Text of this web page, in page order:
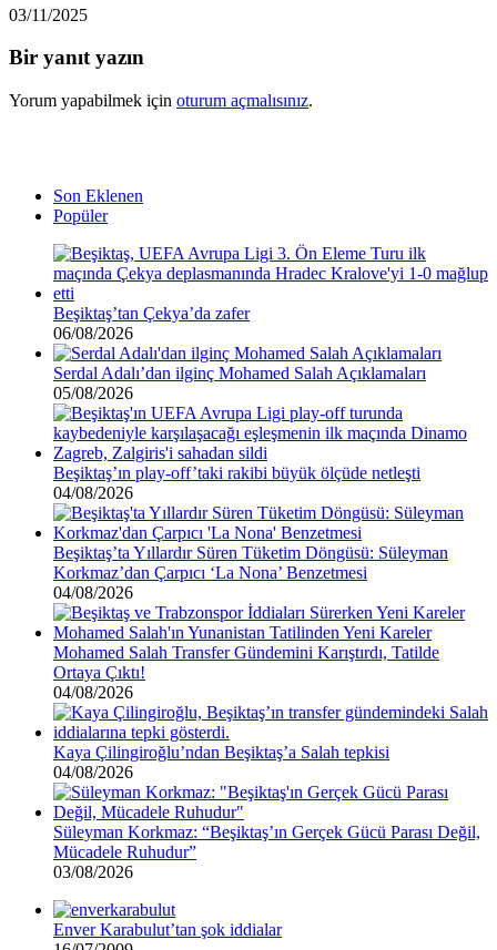
03/11/2025
Bir yanıt yazın
Yorum yapabilmek için oturum açmalısınız.
Son Eklenen
Popüler
Beşiktaş’tan Çekya’da zafer
06/08/2026
Serdal Adalı’dan ilginç Mohamed Salah Açıklamaları
05/08/2026
Beşiktaş’ın play-off’taki rakibi büyük ölçüde netleşti
04/08/2026
Beşiktaş’ta Yıllardır Süren Tüketim Döngüsü: Süleyman
Korkmaz’dan Çarpıcı ‘La Nona’ Benzetmesi
04/08/2026
Mohamed Salah Transfer Gündemini Karıştırdı, Tatilde
Ortaya Çıktı!
04/08/2026
Kaya Çilingiroğlu’ndan Beşiktaş’a Salah tepkisi
04/08/2026
Süleyman Korkmaz: “Beşiktaş’ın Gerçek Gücü Parası Değil,
Mücadele Ruhudur”
03/08/2026
Enver Karabulut’tan şok iddialar